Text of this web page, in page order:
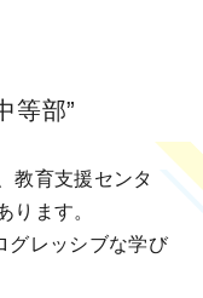
等部”
教育支援センタ
ります。
グレッシブな学び